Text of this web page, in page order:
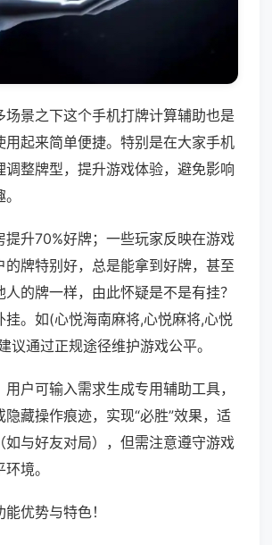
场景之下这个手机打牌计算辅助也是
用起来简单便捷。特别是在大家手机
调整牌型，提升游戏体验，避免影响
提升70%好牌；一些玩家反映在游戏
的牌特别好，总是能拿到好牌，甚至
的牌一样，由此怀疑是不是有挂？
挂。如(心悦海南麻将,心悦麻将,心悦
议通过正规途径维护游戏公平。
户可输入需求生成专用辅助工具，
藏操作痕迹，实现“必胜”效果，适
如与好友对局），但需注意遵守游戏
境。
优势与特色！